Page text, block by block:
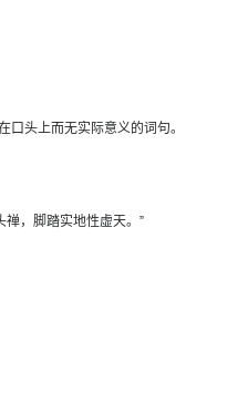
口头上而无实际意义的词句。
禅，脚踏实地性虚天。”